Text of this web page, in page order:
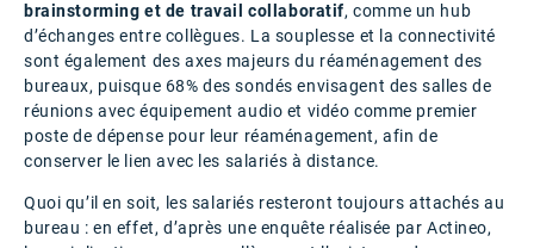
brainstorming et de travail collaboratif, comme un hub
d’échanges entre collègues. La souplesse et la connectivité
sont également des axes majeurs du réaménagement des
bureaux, puisque 68% des sondés envisagent des salles de
réunions avec équipement audio et vidéo comme premier
poste de dépense pour leur réaménagement, afin de
conserver le lien avec les salariés à distance.
Quoi qu’il en soit, les salariés resteront toujours attachés au
bureau : en effet, d’après une enquête réalisée par Actineo,